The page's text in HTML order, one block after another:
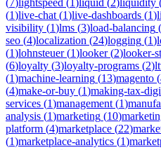
(1)live-chat (1)live-dashboards (1)
visibility (1)lms (3)load-balancing (
seo (4)localization (24)logging (1)
(1)lohnsteuer(1)looker(2)looker-
(6)loyalty (3)loyalty-programs (2)
(1)machine-learning (13)magento (
(4)make-or-buy (1)making-tax-
services (1)management (1)
analysis (1)marketing (10)
platform (4)marketplace (22)
(1)marketplace-analytics (1)